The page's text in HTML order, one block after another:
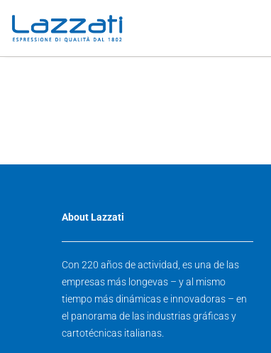
About Lazzati
Con 220 años de actividad, es una de las
empresas más longevas – y al mismo
tiempo más dinámicas e innovadoras – en
el panorama de las industrias gráficas y
cartotécnicas italianas.